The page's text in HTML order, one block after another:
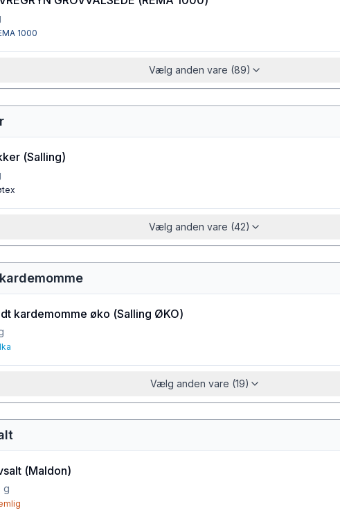
1000
Vælg anden vare (89)
(Salling)
Vælg anden vare (42)
kardemomme øko (Salling ØKO)
Vælg anden vare (19)
(Maldon)
g